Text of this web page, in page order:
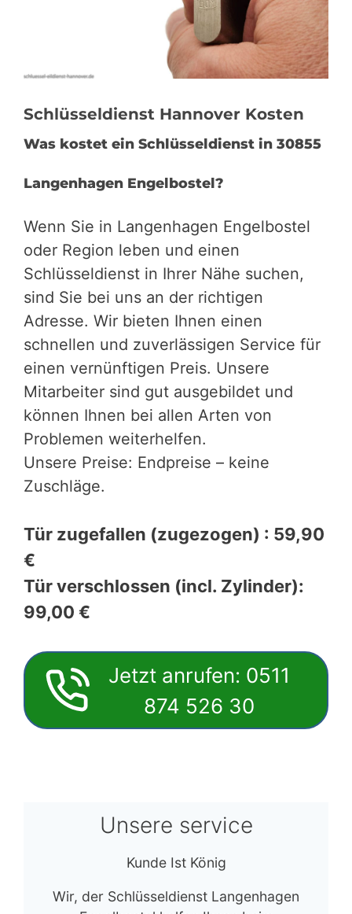
Schlüsseldienst Hannover Kosten
Was kostet ein Schlüsseldienst in 30855
Langenhagen Engelbostel?
Wenn Sie in Langenhagen Engelbostel
oder Region leben und einen
Schlüsseldienst in Ihrer Nähe suchen,
sind Sie bei uns an der richtigen
Adresse. Wir bieten Ihnen einen
schnellen und zuverlässigen Service für
einen vernünftigen Preis. Unsere
Mitarbeiter sind gut ausgebildet und
können Ihnen bei allen Arten von
Problemen weiterhelfen.
Unsere Preise: Endpreise – keine
Zuschläge.
Tür zugefallen (zugezogen) : 59,90
€
Tür verschlossen (incl. Zylinder):
99,00 €
Jetzt anrufen: 0511
874 526 30
Unsere service
Kunde Ist König
Wir, der Schlüsseldienst Langenhagen